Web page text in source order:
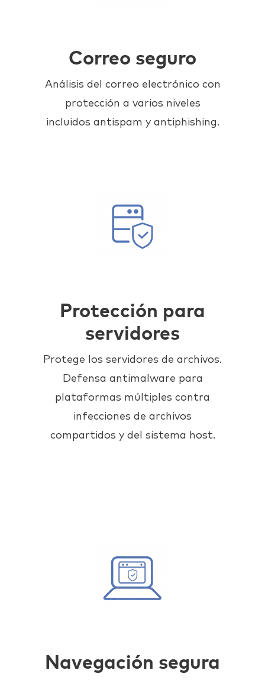
Correo seguro
Análisis del correo electrónico con
protección a varios niveles
incluidos antispam y antiphishing.
Protección para
servidores
Protege los servidores de archivos.
Defensa antimalware para
plataformas múltiples contra
infecciones de archivos
compartidos y del sistema host.
Navegación segura